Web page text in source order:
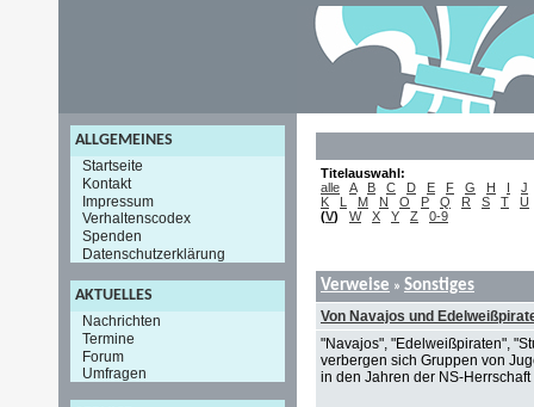
ALLGEMEINES
Startseite
Kontakt
Impressum
Verhaltenscodex
Spenden
Datenschutzerklärung
AKTUELLES
Nachrichten
Termine
Forum
Umfragen
Titelauswahl:
alle
A B C D E F G H I
J
K
L M N O P Q R S T
U
(V) W X Y Z 0-9
Verweise » Sonstiges
Von Navajos und
"Navajos", "Edelweißpiraten",
verbergen sich Gruppen von
in den Jahren der NS-